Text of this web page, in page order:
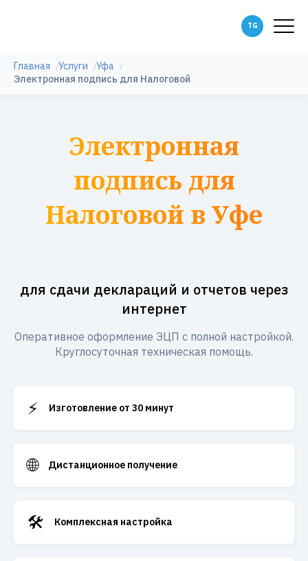
Главная Услуги
Уфа
Электронная подпись для Налоговой
Электронная
подпись для
Налоговой в Уфе
для сдачи деклараций и отчетов через
интернет
Оперативное оформление ЭЦП с полной настройкой.
Круглосуточная техническая помощь.
⚡ Изготовление от 30 минут
🌐 Дистанционное получение
🛠️ Комплексная настройка